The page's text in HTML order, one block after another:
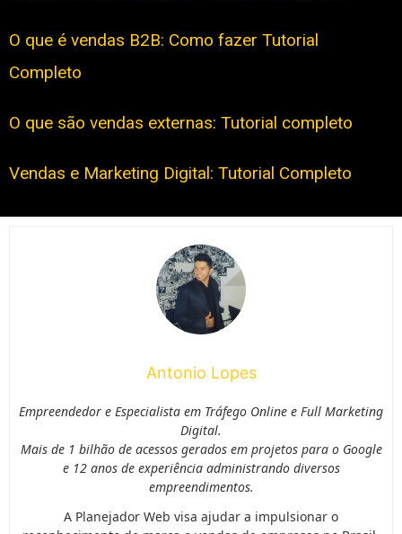
O que é vendas B2B: Como fazer Tutorial
Completo
O que são vendas externas: Tutorial completo
Vendas e Marketing Digital: Tutorial Completo
Antonio Lopes
Empreendedor e Especialista em Tráfego Online e Full Marketing
Digital.
Mais de 1 bilhão de acessos gerados em projetos para o Google
e 12 anos de experiência administrando diversos
empreendimentos.
A Planejador Web visa ajudar a impulsionar o